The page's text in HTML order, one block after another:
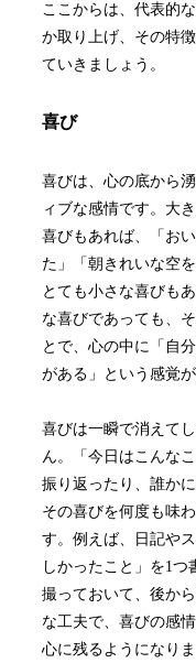
ここからは、代表的
か取り上げ、その特
ていきましょう。
喜び
喜びは、心の底から
ィブな感情です。大
喜びもあれば、「お
た」「朝きれいな空
とても小さな喜びも
な喜びであっても、
とで、心の中に「自
がある」という感覚
喜びは一瞬で消えて
ん。「今日はこんな
振り返ったり、誰か
その喜びを何度も味
す。例えば、日記や
しかったこと」を1つ
撮っておいて、後か
な工夫で、喜びの感
心に残るようになりま